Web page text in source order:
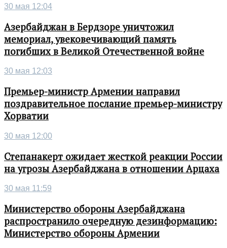
30 мая 12:04
Азербайджан в Бердзоре уничтожил
мемориал, увековечивающий память
погибших в Великой Отечественной войне
30 мая 12:03
Премьер-министр Армении направил
поздравительное послание премьер-министру
Хорватии
30 мая 12:00
Степанакерт ожидает жесткой реакции России
на угрозы Азербайджана в отношении Арцаха
30 мая 11:59
Министерство обороны Азербайджана
распространило очередную дезинформацию:
Министерство обороны Армении